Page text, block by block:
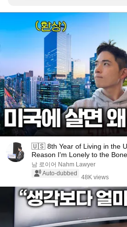
🇺🇸 8th Year of Living in the
Reason I'm Lonely to the
남 로이어 Nahm Lawyer
Auto-dubbed
48K views